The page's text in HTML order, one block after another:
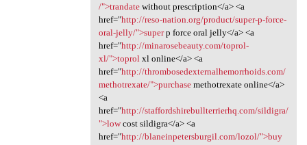
/">trandatewithout prescription</a> <a
href="http://reso-nation.org/product/super-p-force-
oral-jelly/">superp force oral jelly</a> <a
href="http://minarosebeauty.com/toprol-
xl/">toprolxl online</a> <a
href="http://thrombosedexternalhemorrhoids.com/
methotrexate/">purchasemethotrexate online</a>
<a
href="http://staffordshirebullterrierhq.com/sildigra/
">lowcost sildigra</a> <a
href="http://blaneinpetersburgil.com/lozol/">buy